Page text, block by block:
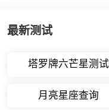
最新测试
塔罗牌六芒星测试
月亮星座查询